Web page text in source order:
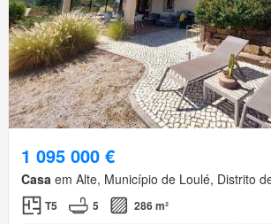
1 095 000 €
Casa em Alte, Município de Loulé, Distrito
T5 5 286 m²